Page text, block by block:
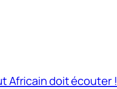
Africain doit écouter !